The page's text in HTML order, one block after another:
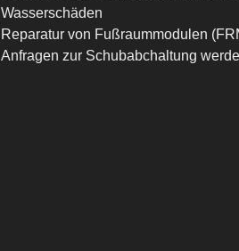
Wasserschäden
Reparatur von Fußraummodulen
Anfragen zur Schubabchaltung